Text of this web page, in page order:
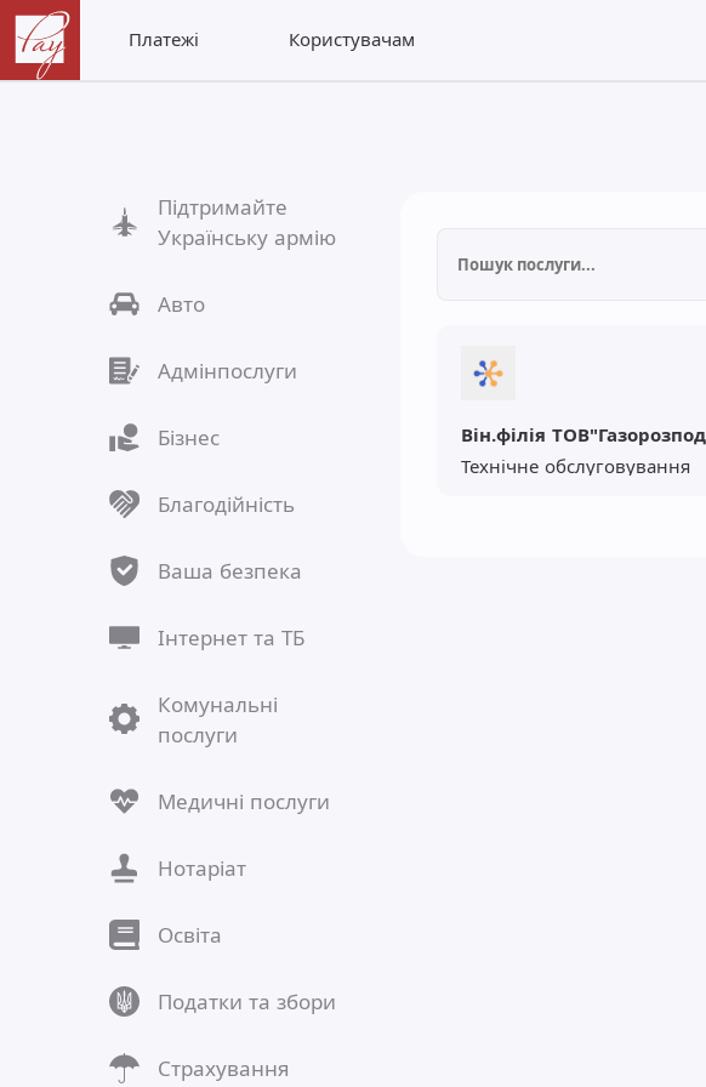
Платежі Користувачам
Підтримайте
Українську армію
Авто
Адмінпослуги
Бізнес
Благодійність
Ваша безпека
Інтернет та ТБ
Комунальні
послуги
Медичні послуги
Нотаріат
Освіта
Податки та збори
Страхування
Технічне обслуговування